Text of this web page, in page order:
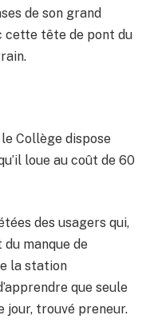
de son grand
cette tête de pont du
Collège dispose
loue au coût de 60
des usagers qui,
du manque de
la station
que seule
jour, trouvé preneur.